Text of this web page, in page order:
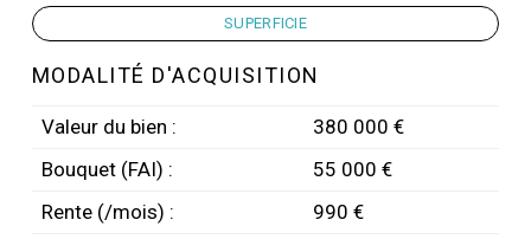
SUPERFICIE
MODALITÉ D'ACQUISITION
Valeur du bien :
380 000 €
Bouquet (FAI) :
55 000 €
Rente (/mois) :
990 €